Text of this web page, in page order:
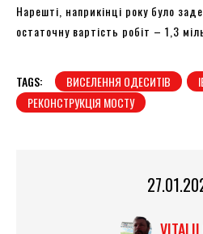
Нарешті, наприкінці року було
остаточну вартість робіт – 1,3
TAGS: ВИСЕЛЕННЯ ОДЕСИТІВ
РЕКОНСТРУКЦІЯ МОСТУ
VITALII